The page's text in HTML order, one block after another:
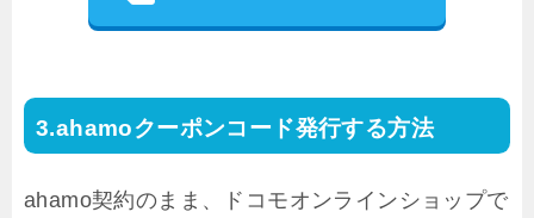
ahamoクーポンコード発行する方法
ahamo契約のまま、ドコモオンラインショップで